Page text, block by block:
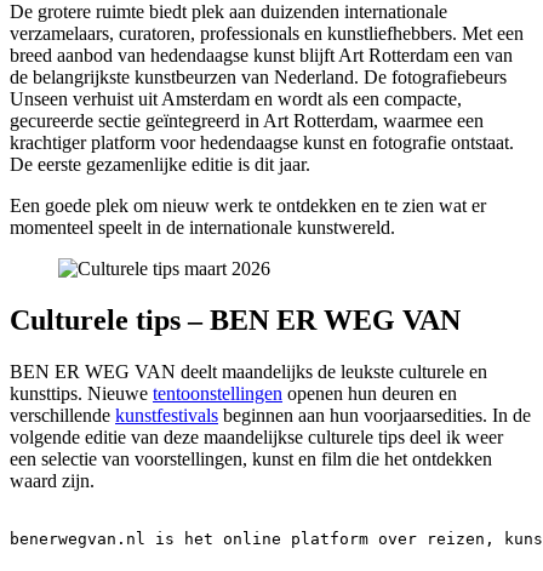
De grotere ruimte biedt plek aan duizenden internationale
verzamelaars, curatoren, professionals en kunstliefhebbers. Met een
breed aanbod van hedendaagse kunst blijft Art Rotterdam een van
de belangrijkste kunstbeurzen van Nederland. De fotografiebeurs
Unseen verhuist uit Amsterdam en wordt als een compacte,
gecureerde sectie geïntegreerd in Art Rotterdam, waarmee een
krachtiger platform voor hedendaagse kunst en fotografie ontstaat.
De eerste gezamenlijke editie is dit jaar.
Een goede plek om nieuw werk te ontdekken en te zien wat er
momenteel speelt in de internationale kunstwereld.
Culturele tips – BEN ER WEG VAN
BEN ER WEG VAN deelt maandelijks de leukste culturele en
kunsttips. Nieuwe tentoonstellingen openen hun deuren en
verschillende kunstfestivals beginnen aan hun voorjaarsedities. In de
volgende editie van deze maandelijkse culturele tips deel ik weer
een selectie van voorstellingen, kunst en film die het ontdekken
waard zijn.
benerwegvan.nl is het online platform over reizen,